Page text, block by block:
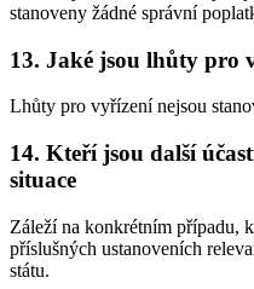
stanoveny žádné správní
13. Jaké jsou lhůty pro
Lhůty pro vyřízení nejsou
14. Kteří jsou další
situace
Záleží na konkrétním případu,
příslušných ustanoveních
státu.